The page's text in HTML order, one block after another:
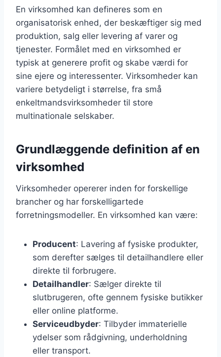
En virksomhed kan defineres som en
organisatorisk enhed, der beskæftiger sig med
produktion, salg eller levering af varer og
tjenester. Formålet med en virksomhed er
typisk at generere profit og skabe værdi for
sine ejere og interessenter. Virksomheder kan
variere betydeligt i størrelse, fra små
enkeltmandsvirksomheder til store
multinationale selskaber.
Grundlæggende definition af en
virksomhed
Virksomheder opererer inden for forskellige
brancher og har forskelligartede
forretningsmodeller. En virksomhed kan være:
Producent: Lavering af fysiske produkter,
som derefter sælges til detailhandlere eller
direkte til forbrugere.
Detailhandler: Sælger direkte til
slutbrugeren, ofte gennem fysiske butikker
eller online platforme.
Serviceudbyder: Tilbyder immaterielle
ydelser som rådgivning, underholdning
eller transport.